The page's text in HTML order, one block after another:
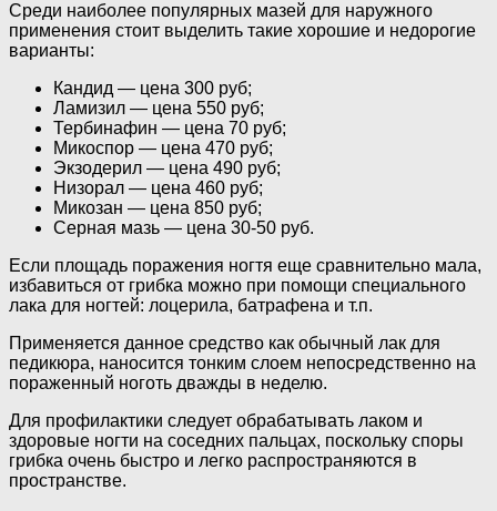
Среди наиболее популярных мазей для наружного
применения стоит выделить такие хорошие и недорогие
варианты:
Кандид — цена 300 руб;
Ламизил — цена 550 руб;
Тербинафин — цена 70 руб;
Микоспор — цена 470 руб;
Экзодерил — цена 490 руб;
Низорал — цена 460 руб;
Микозан — цена 850 руб;
Серная мазь — цена 30-50 руб.
Если площадь поражения ногтя еще сравнительно мала,
избавиться от грибка можно при помощи специального
лака для ногтей: лоцерила, батрафена и т.п.
Применяется данное средство как обычный лак для
педикюра, наносится тонким слоем непосредственно на
пораженный ноготь дважды в неделю.
Для профилактики следует обрабатывать лаком и
здоровые ногти на соседних пальцах, поскольку споры
грибка очень быстро и легко распространяются в
пространстве.